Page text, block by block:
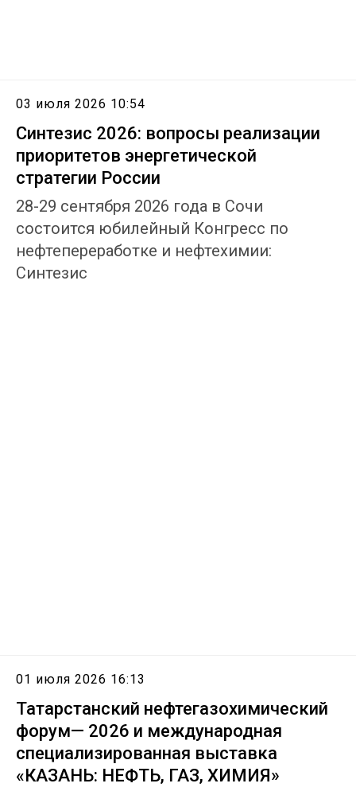
03 июля 2026 10:54
Синтезис 2026: вопросы реализации
приоритетов энергетической
стратегии России
28-29 сентября 2026 года в Сочи
состоится юбилейный Конгресс по
нефтепереработке и нефтехимии:
Синтезис
01 июля 2026 16:13
Татарстанский нефтегазохимический
форум— 2026 и международная
специализированная выставка
«КАЗАНЬ: НЕФТЬ, ГАЗ, ХИМИЯ»